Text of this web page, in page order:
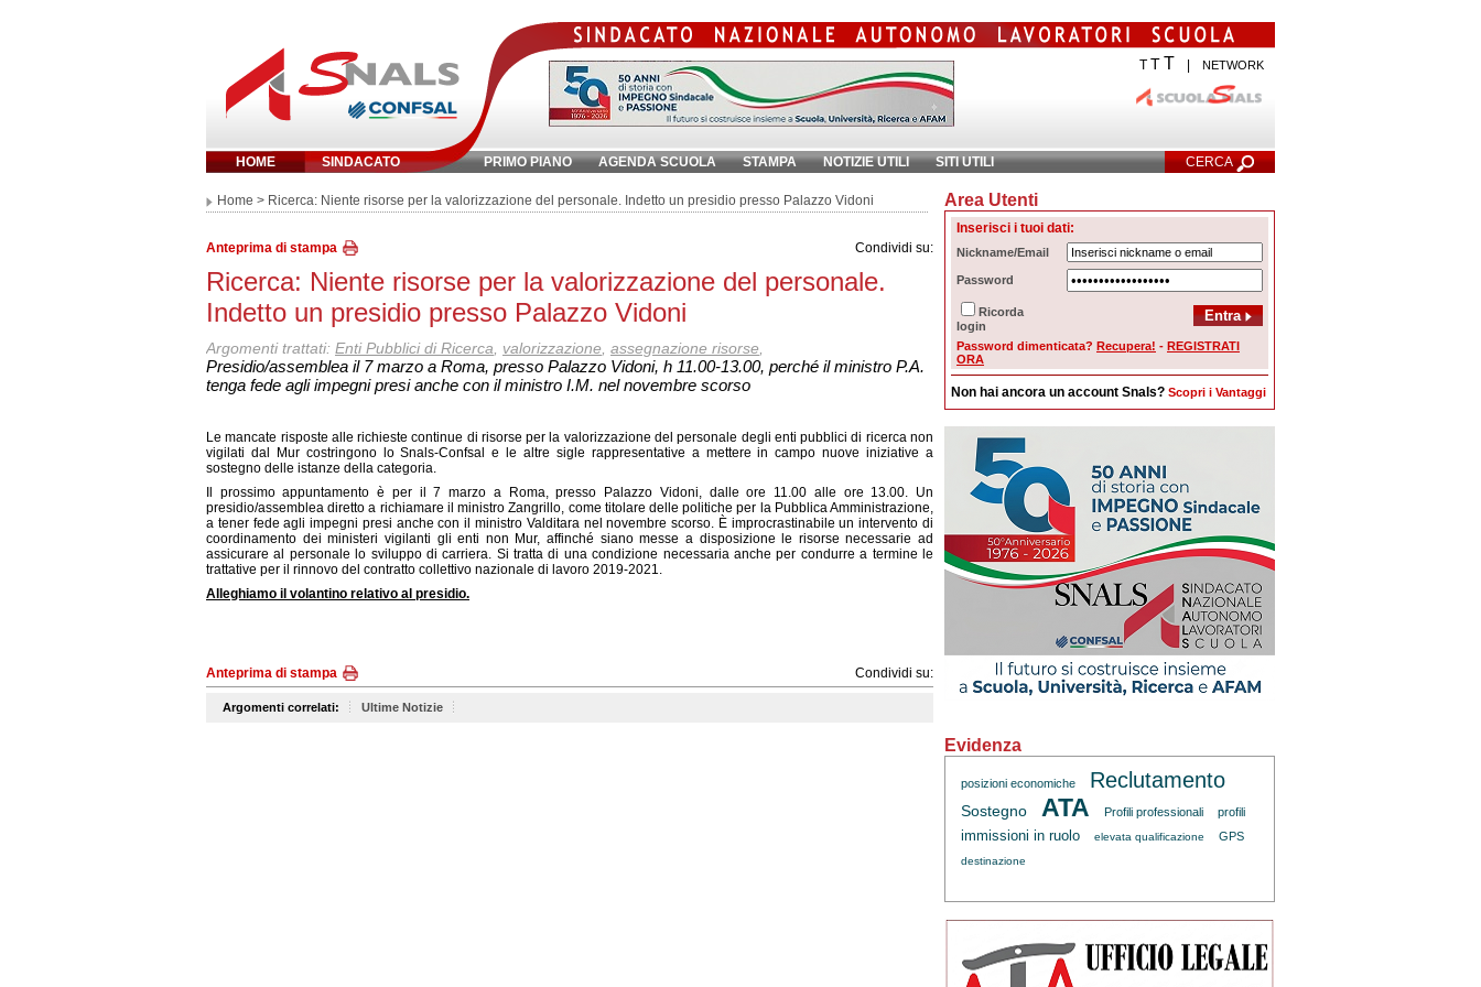
T TT NETWORK
HOME SINDACATO PRIMO PIANO AGENDA SCUOLA STAMPA NOTIZIE UTILI SITI UTILI CERCA
Inserisci parola chiave: Ricerca Avanzata
Home > Ricerca: Niente risorse per la valorizzazione del personale. Indetto un presidio presso Palazzo Vidoni
Anteprima di stampa Condividi su:
Ricerca: Niente risorse per la valorizzazione del personale.
Indetto un presidio presso Palazzo Vidoni
Argomenti trattati: Enti Pubblici di Ricerca valorizzazione assegnazione risorse
Presidio/assemblea il 7 marzo a Roma, presso Palazzo Vidoni, h 11.00-13.00, perché il ministro P.A.
tenga fede agli impegni presi anche con il ministro I.M. nel novembre scorso
Le mancate risposte alle richieste continue di risorse per la valorizzazione del personale degli enti pubblici di ricerca non
vigilati dal Mur costringono lo Snals-Confsal e le altre sigle rappresentative a mettere in campo nuove iniziative a
sostegno delle istanze della categoria.
Il prossimo appuntamento è per il 7 marzo a Roma, presso Palazzo Vidoni, dalle ore 11.00 alle ore 13.00. Un
presidio/assemblea diretto a richiamare il ministro Zangrillo, come titolare delle politiche per la Pubblica Amministrazione,
a tener fede agli impegni presi anche con il ministro Valditara nel novembre scorso. È improcrastinabile un intervento di
coordinamento dei ministeri vigilanti gli enti non Mur, affinché siano messe a disposizione le risorse necessarie ad
assicurare al personale lo sviluppo di carriera. Si tratta di una condizione necessaria anche per condurre a termine le
trattative per il rinnovo del contratto collettivo nazionale di lavoro 2019-2021.
Alleghiamo il volantino relativo al presidio.
Anteprima di stampa Condividi su:
Argomenti correlati: Ultime Notizie
Area Utenti
Inserisci i tuoi dati:
Nickname/Email
Password
Ricorda
login
Password dimenticata? Recupera! - REGISTRATI
ORA
Non hai ancora un account Snals? Scopri i Vantaggi
Evidenza
posizioni economiche Reclutamento
Sostegno ATA Profili professionali profili
immissioni in ruolo elevata qualificazione GPS
destinazione